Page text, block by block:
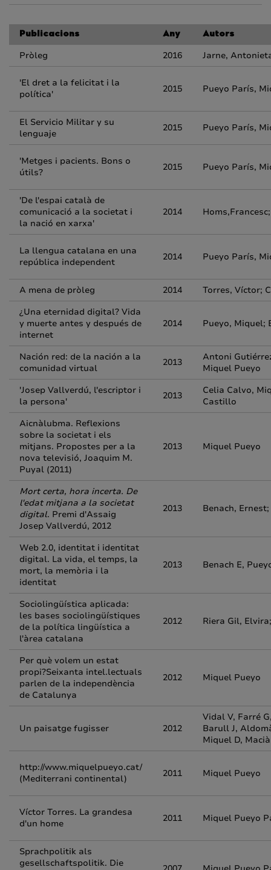
Publicacions Any Autors
Pròleg 2016 Jarne,
'El dret a la felicitat i la
política'
2015 Pueyo París,
El Servicio Militar y su
lenguaje
2015 Pueyo París,
'Metges i pacients. Bons o
útils?
2015 Pueyo París,
'De l'espai català de
comunicació a la societat i
la nació en xarxa'
2014
La llengua catalana en una
república independent
2014 Pueyo París,
A mena de pròleg 2014
Torres, Víctor;
¿Una eternidad digital? Vida
y muerte antes y después de
internet
2014 Pueyo, Miquel;
Nación red: de la nación a la
comunidad virtual
2013
Antoni
Miquel Pueyo
'Josep Vallverdú, l'escriptor i
la persona'
2013
Celia Calvo,
Castillo
Aicnàlubma. Reflexions
sobre la societat i els
mitjans. Propostes per a la
nova televisió, Joaquim M.
Puyal (2011)
2013 Miquel Pueyo
Mort certa, hora incerta. De
l'edat mitjana a la societat
digital. Premi d'Assaig
Josep Vallverdú, 2012
2013 Benach,
Web 2.0, identitat i identitat
digital. La vida, el temps, la
mort, la memòria i la
identitat
2013 Benach E,
Sociolingüística aplicada:
les bases sociolingüístiques
de la política lingüística a
l'àrea catalana
2012 Riera Gil,
Per què volem un estat
propi?Seixanta intel.lectuals
parlen de la independència
de Catalunya
2012 Miquel Pueyo
Un paisatge fugisser 2012
Vidal V, Farré
Barull J,
Miquel D,
http://www.miquelpueyo.cat/
(Mediterrani continental)
2011 Miquel Pueyo
Víctor Torres. La grandesa
d'un home
2011 Miquel Pueyo
Sprachpolitik als
gesellschaftspolitik. Die